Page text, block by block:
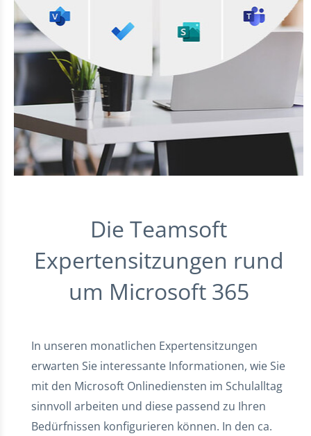
Die Teamsoft
Expertensitzungen rund
um Microsoft 365
In unseren monatlichen Expertensitzungen
erwarten Sie interessante Informationen, wie Sie
mit den Microsoft Onlinediensten im Schulalltag
sinnvoll arbeiten und diese passend zu Ihren
Bedürfnissen konfigurieren können. In den ca.